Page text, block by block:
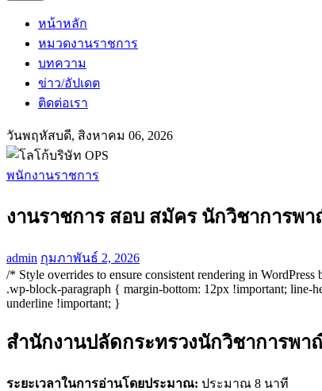
หน้าหลัก
หมวดงานราชการ
บทความ
ข่าว/อัปเดต
ติดต่อเรา
วันพฤหัสบดี, สิงหาคม 06, 2026
พนักงานราชการ
งานราชการ สอบ สมัคร นักวิชาการพ
admin กุมภาพันธ์ 2, 2026
/* Style overrides to ensure consistent rendering in
.wp-block-paragraph { margin-bottom: 12px !important; line-
underline !important; }
สำนักงานปลัดกระทรวงนักวิชาการพ
ระยะเวลาในการอ่านโดยประมาณ: ประมาณ 8 นาที